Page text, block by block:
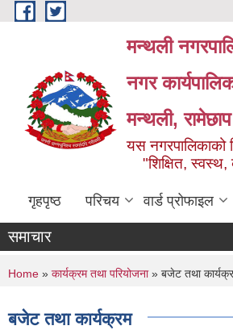
Skip to main content
मन्थली
नगर
मन्थली,
यस नगरपालिकाको
"शिक्षित, स्वस्थ,
गृहपृष्ठ परिचय वार्ड प्रोफाइल
समाचार
You are here
Home » कार्यक्रम तथा परियोजना» बजेट तथा
बजेट तथा कार्यक्रम